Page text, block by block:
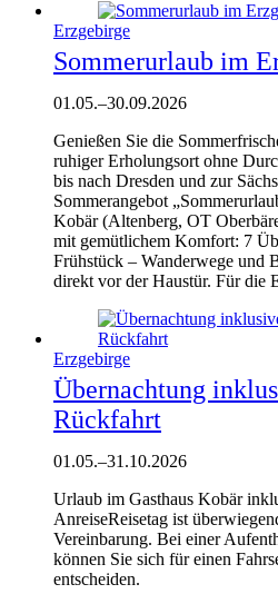
Erzgebirge
Sommerurlaub im
01.05.–30.09.2026
Genießen Sie die
ruhiger Erholungsort ohne
bis nach Dresden und zur
Sommerangebot
Kobär (Altenberg, OT
mit gemütlichem Komfort: 7
Frühstück – Wanderwege und
direkt vor der Haustür. Für
Erzgebirge
Übernachtung
Rückfahrt
01.05.–31.10.2026
Urlaub im Gasthaus Kobär
AnreiseReisetag ist
Vereinbarung. Bei einer
können Sie sich für einen
entscheiden.